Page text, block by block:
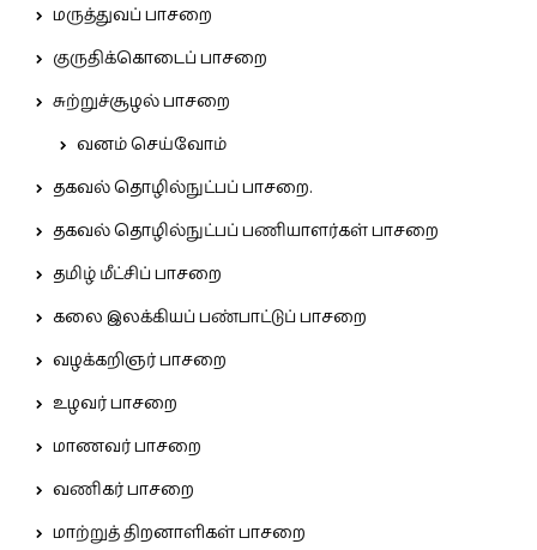
மருத்துவப் பாசறை
குருதிக்கொடைப் பாசறை
சுற்றுச்சூழல் பாசறை
வனம் செய்வோம்
தகவல் தொழில்நுட்பப் பாசறை.
தகவல் தொழில்நுட்பப் பணியாளர்கள் பாசறை
தமிழ் மீட்சிப் பாசறை
கலை இலக்கியப் பண்பாட்டுப் பாசறை
வழக்கறிஞர் பாசறை
உழவர் பாசறை
மாணவர் பாசறை
வணிகர் பாசறை
மாற்றுத் திறனாளிகள் பாசறை